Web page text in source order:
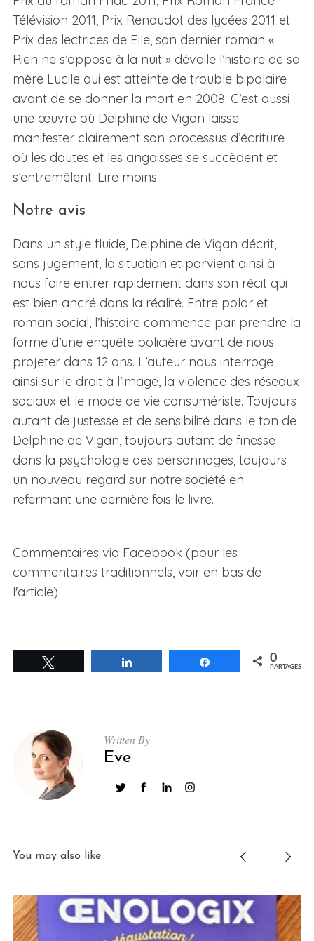
Télévision 2011, Prix Renaudot des lycées 2011 et
Prix des lectrices de Elle, son dernier roman «
Rien ne s’oppose à la nuit » dévoile l’histoire de sa
mère Lucile qui est atteinte de trouble bipolaire
avant de se donner la mort en 2008. C’est aussi
une œuvre où Delphine de Vigan laisse
manifester clairement son processus d’écriture
où les doutes et les angoisses se succèdent et
s’entremêlent. Lire moins
Notre avis
Dans un style fluide, Delphine de Vigan décrit,
sans jugement, la situation et parvient ainsi à
nous faire entrer rapidement dans son récit qui
est bien ancré dans la réalité. Entre polar et
roman social, l’histoire commence par prendre la
forme d’une enquête policière avant de nous
projeter dans 12 ans. L’auteur nous interroge
ainsi sur le droit à l’image, la violence des réseaux
sociaux et le mode de vie consumériste. Toujours
autant de justesse et de sensibilité dans le ton de
Delphine de Vigan, toujours autant de finesse
dans la psychologie des personnages, toujours
un nouveau regard sur notre société en
refermant une dernière fois le livre.
Commentaires via Facebook (pour les
commentaires traditionnels, voir en bas de
l'article)
Partagez 0
PARTAGES
Written By
Eve
You may also like